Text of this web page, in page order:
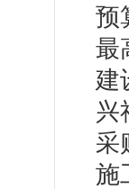
预
最
建
兴
采
施